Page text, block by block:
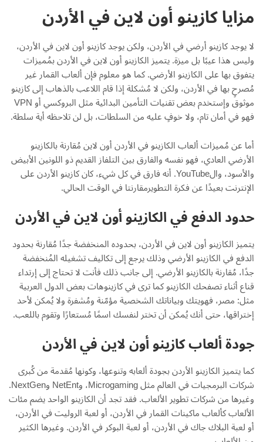
مزايا كازينو أون لاين في الأردن
لا يوجد كازينو أرضي في الأردن، ولكن يوجد كازينو أون لاين في الأردن،
وليس هذا عيبًا بل ميزة. يتميز الكازينو أون لاين في الأردن بمُميزات
يتفوق بها على الكازينو الأرضي. كما هو معلوم فإن ألعاب القمار غير
مُصرحٍ بها في الأردن، ولكن لا مُشكلة إذا قام اللاعب بالذهاب إلى كازينو
موثوق وإستخدم بعض تقنيات التأمين البدائية مثل البروكسي أو VPN
فهو في أمان تام، ولا خوفٍ عليه من السلطات، بل لن تلاحظه أية سلطة.
أما عن مُميزات ألعاب الكازينو في الأردن أون لاين مُقارنة بالكازينو
الأرضي العادي، فهو نفسه والفارق بين التلفاز القديم ذو اللونين الأبيض
والأسود، والYouTube. أنه فارق في كل شيء، كان كازينو الأردن على
الإنترنت بعيدًا عن فكرة التطويرمقارنتا في الوقت الحالي.
حدود الدفع في الكازينو أون لاين في الأردن
يتميز الكازينو أون لاين في الأردن، بحدوده المنخفضة جدًا مُقارنة بحدود
الدفع في الكازينو الأرضي وذلك يرجع إلى تكاليف تشغيله المُنخفضة
جدًا، مُقارنة بالكازينو الأرضي. إلى جانب ذلك فأنت لا تحتاج إلى إرتداء
قناع أثناء تصفحك الكازينو كما ترى في كازينوهات بعض الدول العربية
مثل: مصر، فهويتك وبياناتك الشخصية مؤمّنة ومُشفرة ولا يُمكن لأحد
إختراقها، حتى أنك يُمكن أن تختر لنفسك اسمًا مُستعارًا وتقوم باللعب.
جودة ألعاب كازينو أون لاين في الأردن
كما يتميز الكازينو الأردن بجودة ألعابه وتنوعها، وكونها مُقدمة من كُبرى
شركات البرمجيات في العالم مثل Microgaming، وNetEnt وNextGen.
وغيرها من شركات تطوير الألعاب. فقد تجد أن الكازينو الواحد يضم مئات
الألعاب كألعاب ماكينات القمار في الأردن، أو لعبة الروليت في الأردن،
أو لعبة البلاك جاك في الأردن، أو لعبة البوكر في الأردن. وغيرها الكثير